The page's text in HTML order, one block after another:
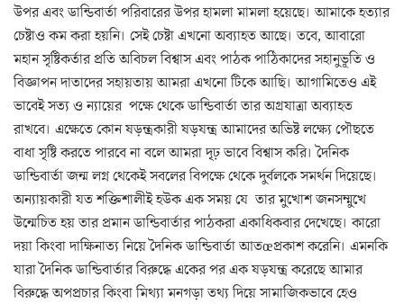
উপর এবং ডান্ডিবার্তা পরিবারের উপর হামলা মামলা হয়েছে। আমাকে হত্যার
চেষ্টাও কম করা হয়নি। সেই চেষ্টা এখনো অব্যাহত আছে। তবে, আবারো
মহান সৃষ্টিকর্তার প্রতি অবিচল বিশ্বাস এবং পাঠক পাঠিকাদের সহানুভূতি ও
বিজ্ঞাপন দাতাদের সহায়তায় আমরা এখনো টিকে আছি। আগামিতেও এই
ভাবেই সত্য ও ন্যায়ের পক্ষে থেকে ডান্ডিবার্তা তার অগ্রযাত্রা অব্যাহত
রাখবে। এক্ষেতে কোন ষড়ন্ত্রকারী ষড়যন্ত্র আমাদের অভিষ্ট লক্ষ্যে পৌছতে
বাধা সৃষ্টি করতে পারবে না বলে আমরা দৃঢ় ভাবে বিশ্বাস করি। দৈনিক
ডান্ডিবার্তা জন্ম লগ্ন থেকেই সবলের বিপক্ষে থেকে দুর্বলকে সমর্থন দিয়েছে।
অন্যায়কারী যত শক্তিশালীই হউক এক সময় যে তার মুখোশ জনসম্মুখে
উন্মেচিত হয় তার প্রমান ডান্ডিবার্তার পাঠকরা একাধিকবার দেখেছে। কারো
দয়া কিংবা দাক্ষিনাত্য নিয়ে দৈনিক ডান্ডিবার্তা আতœপ্রকাশ করেনি। এমনকি
যারা দৈনিক ডান্ডিবার্তার বিরুদ্ধে একের পর এক ষড়যন্ত্র করেছে আমার
বিরুদ্ধে অপপ্রচার কিংবা মিথ্যা মনগড়া তথ্য দিয়ে সামাজিকভাবে হেও